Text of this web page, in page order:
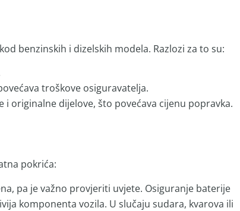
benzinskih i dizelskih modela. Razlozi za to su:
troškove osiguravatelja.
originalne dijelove, što povećava cijenu popravka.
pokrića:
pa je važno provjeriti uvjete. Osiguranje baterije
komponenta vozila. U slučaju sudara, kvarova ili